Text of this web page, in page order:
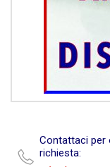
Contattaci per
richiesta: